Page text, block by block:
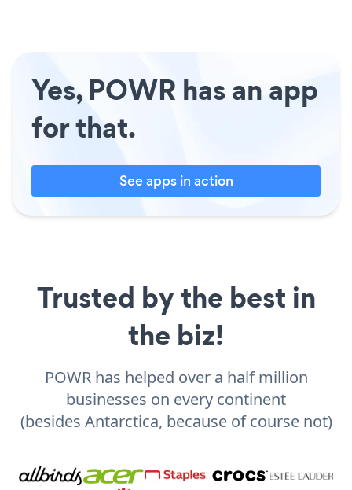
Yes, POWR has an app
for that.
See apps in action
Trusted by the best in
the biz!
POWR has helped over a half million
businesses on every continent
(besides Antarctica, because of course not)